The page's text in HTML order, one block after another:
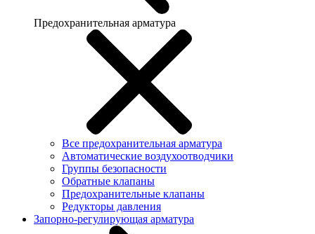
Предохранительная арматура
Все предохранительная арматура
Автоматические воздухоотводчики
Группы безопасности
Обратные клапаны
Предохранительные клапаны
Редукторы давления
Запорно-регулирующая арматура